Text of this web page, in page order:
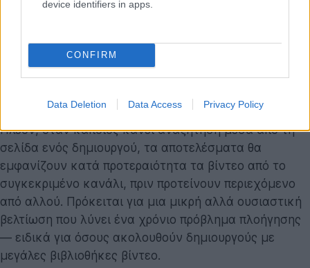
device identifiers in apps.
CONFIRM
Data Deletion Data Access Privacy Policy
τηλεοράσεις. Ο στόχος είναι να αυξηθεί η εμπλοκή και
αλλά και να διευκολυνθεί η ανακάλυψη νέου
περιεχομένου.
αποκτά μια πιο έξυπνη λειτουργία αναζήτησης
Πλέον, όταν κάποιος κάνει αναζήτηση μέσα από τη
σελίδα ενός δημιουργού, τα αποτελέσματα θα
εμφανίζουν κατά προτεραιότητα τα βίντεο από το
συγκεκριμένο κανάλι, πριν προτείνουν περιεχόμενο
από αλλού. Πρόκειται για μια μικρή αλλά ουσιαστική
βελτίωση που λύνει ένα χρόνιο πρόβλημα πλοήγησης
— ειδικά για όσους ακολουθούν δημιουργούς με
μεγάλες βιβλιοθήκες βίντεο.